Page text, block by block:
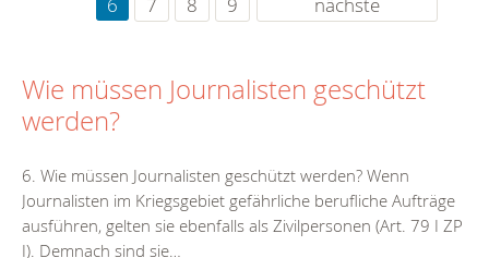
6
7 8 9 nächste
Wie müssen Journalisten geschützt
werden?
6. Wie müssen Journalisten geschützt werden? Wenn
Journalisten im Kriegsgebiet gefährliche berufliche Aufträge
ausführen, gelten sie ebenfalls als Zivilpersonen (Art. 79 I ZP
I). Demnach sind sie…